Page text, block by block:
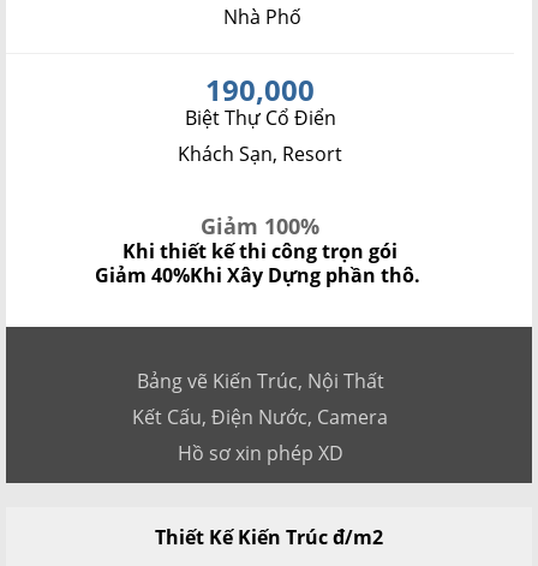
Nhà Phố
190,000
Biệt Thự Cổ Điển
Khách Sạn, Resort
Giảm 100%
Khi thiết kế thi công trọn gói
Giảm 40%Khi Xây Dựng phần thô.
Bảng vẽ Kiến Trúc, Nội Thất
Kết Cấu, Điện Nước, Camera
Hồ sơ xin phép XD
Thiết Kế Kiến Trúc đ/m2